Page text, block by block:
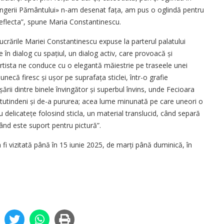
Pământului» n-am dese­nat fața, am pus o oglindă pentru
spune Maria Constantinescu.
Mariei Constantinescu expuse la parterul palatului
dialog cu spațiul, un dialog activ, care provoacă și
ne conduce cu o elegantă măiestrie pe traseele unei
firesc și ușor pe suprafața sticlei, într-o grafie
dintre binele învingător și superbul învins, unde Fecioara
și de-a pururea; acea lume minunată pe care uneori o
folosind sticla, un material translucid, când separă
este suport pentru pictură”.
vizitată până în 15 iunie 2025, de marți până duminică, în